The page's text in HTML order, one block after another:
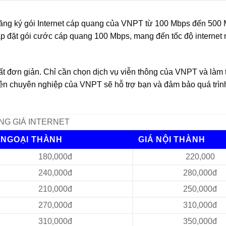
ký gói Internet cáp quang của VNPT từ 100 Mbps đến 500
gói cước cáp quang 100 Mbps, mang đến tốc độ internet
giản. Chỉ cần chọn dịch vụ viễn thông của VNPT và
chuyên nghiệp của VNPT sẽ hỗ trợ bạn và đảm bảo quá
GIÁ INTERNET
THÀNH
GIÁ NỘI THÀNH
180,000đ
220,000
240,000đ
280,000đ
210,000đ
250,000đ
270,000đ
310,000đ
310,000đ
350,000đ